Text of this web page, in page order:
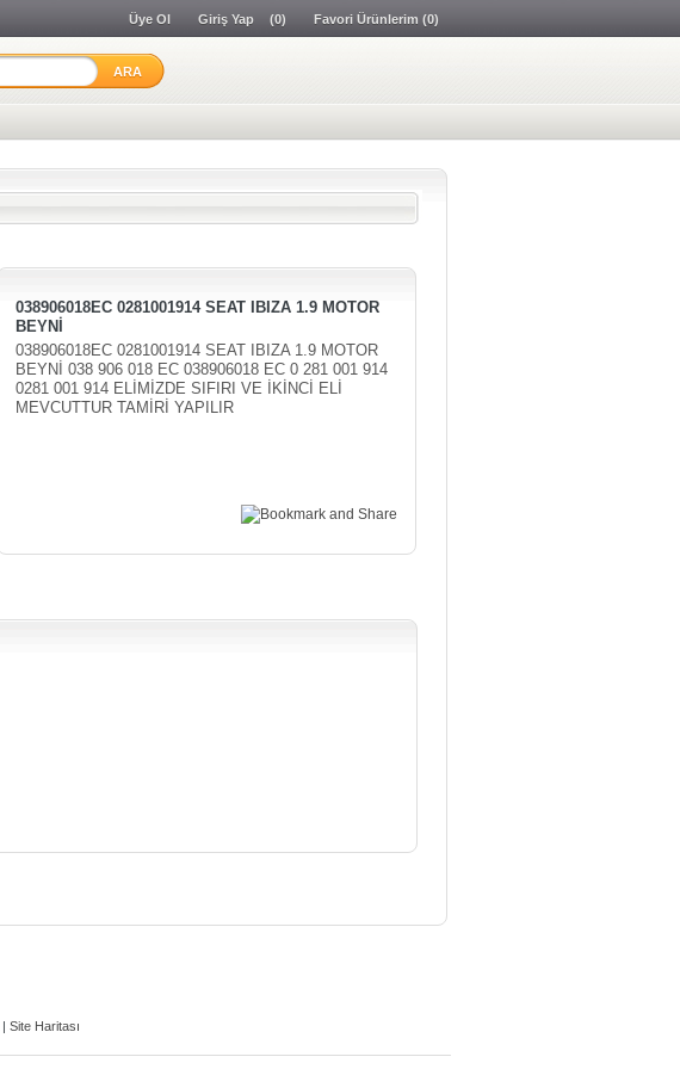
Üye Ol Giriş Yap (0) Favori Ürünlerim (0)
038906018EC 0281001914 SEAT IBIZA 1.9 MOTOR
BEYNİ
038906018EC 0281001914 SEAT IBIZA 1.9 MOTOR
BEYNİ 038 906 018 EC 038906018 EC 0 281 001 914
0281 001 914 ELİMİZDE SIFIRI VE İKİNCİ ELİ
MEVCUTTUR TAMİRİ YAPILIR
| Site Haritası